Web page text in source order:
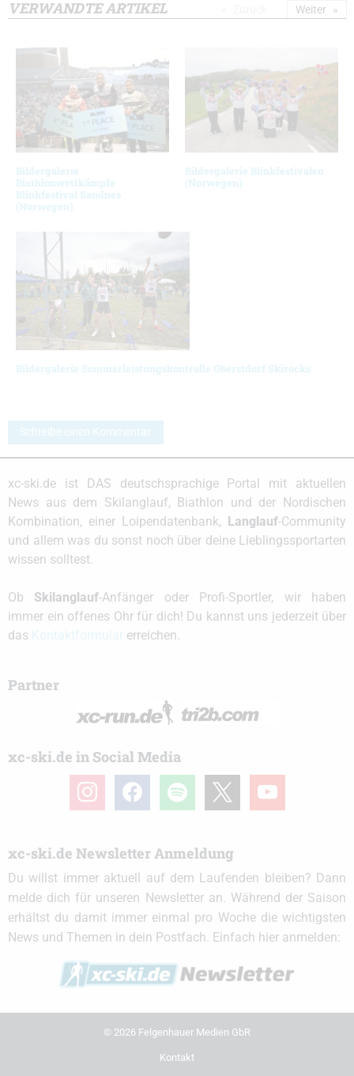
VERWANDTE ARTIKEL
Bildergalerie
Biathlonwettkämpfe
Blinkfestival Sandnes
(Norwegen)
Bildergalerie Blinkfestivalen
(Norwegen)
Bildergalerie Sommerleistungskontrolle Oberstdorf Skirocks
Weiter
Schreibe einen Kommentar
xc-ski.de ist DAS deutschsprachige Portal mit aktuellen
News aus dem Skilanglauf, Biathlon und der Nordischen
Kombination, einer Loipendatenbank, Langlauf-Community
und allem was du sonst noch über deine Lieblingssportarten
wissen solltest.
Ob Skilanglauf-Anfänger oder Profi-Sportler, wir haben
immer ein offenes Ohr für dich! Du kannst uns jederzeit über
das
erreichen.
Partner
xc-ski.de in Social Media
instagramfacebook spotify youtube
xc-ski.de Newsletter Anmeldung
Du willst immer aktuell auf dem Laufenden bleiben? Dann
melde dich für unseren Newsletter an. Während der Saison
erhältst du damit immer einmal pro Woche die wichtigsten
News und Themen in dein Postfach. Einfach hier anmelden:
© 2026 Felgenhauer Medien GbR
Kontakt